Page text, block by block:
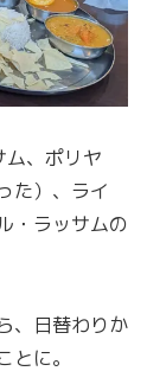
、ポリヤ
た）、ライ
・ラッサムの
、日替わりか
に。